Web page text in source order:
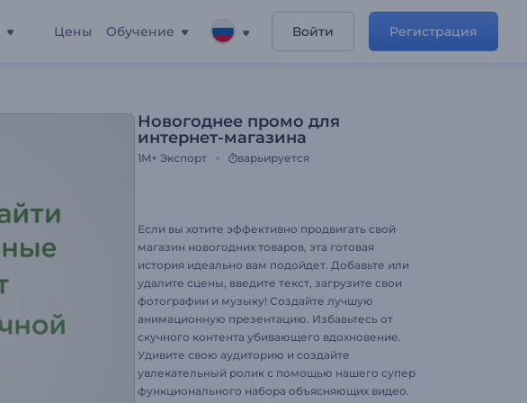
Цены Обучение Войти Регистрация
Новогоднее промо для
интернет-магазина
1M+ Экспорт варьируется
Если вы хотите эффективно продвигать свой
магазин новогодних товаров, эта готовая
история идеально вам подойдет. Добавьте или
удалите сцены, введите текст, загрузите свои
фотографии и музыку! Создайте лучшую
анимационную презентацию. Избавьтесь от
скучного контента убивающего вдохновение.
Удивите свою аудиторию и создайте
увлекательный ролик с помощью нашего супер
функционального набора объясняющих видео.